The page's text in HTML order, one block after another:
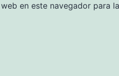
en este navegador para la